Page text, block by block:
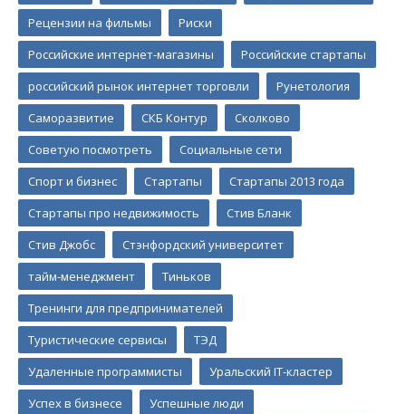
Рецензии на фильмы
Риски
Российские интернет-магазины
Российские стартапы
российский рынок интернет торговли
Рунетология
Саморазвитие
СКБ Контур
Сколково
Советую посмотреть
Социальные сети
Спорт и бизнес
Стартапы
Стартапы 2013 года
Стартапы про недвижимость
Стив Бланк
Стив Джобс
Стэнфордский университет
тайм-менеджмент
Тиньков
Тренинги для предпринимателей
Туристические сервисы
ТЭД
Удаленные программисты
Уральский IT-кластер
Успех в бизнесе
Успешные люди